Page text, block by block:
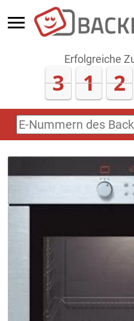
Erfolgreiche
3 1 2
E-
Nummern
Zubehörs